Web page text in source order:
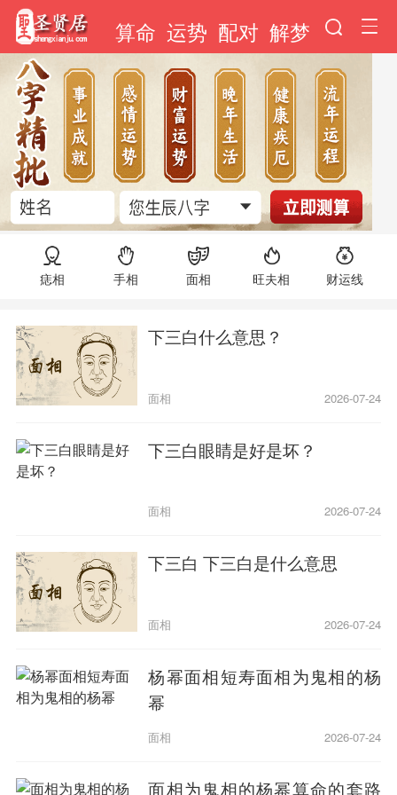
算命 运势 配对 解梦
痣相 手相 面相 旺夫相 财运线
下三白什么意思？
面相 2026-07-24
下三白眼睛是好是坏？
面相 2026-07-24
下三白 下三白是什么意思
面相 2026-07-24
杨幂面相短寿面相为鬼相的杨
幂
面相 2026-07-24
面相为鬼相的杨幂算命的套路